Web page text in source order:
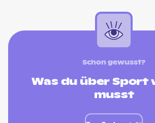
Schon gewusst?
Was du über Sport
musst